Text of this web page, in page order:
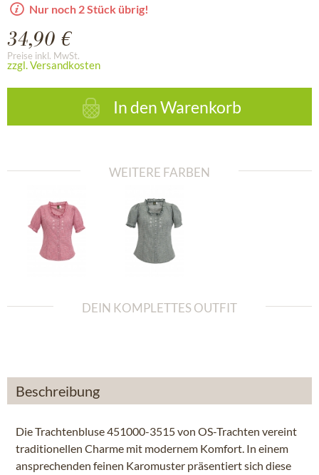
Nur noch 2 Stück übrig!
34,90 €
Preise inkl. MwSt.
zzgl. Versandkosten
In denWarenkorb
WEITERE FARBEN
DEIN KOMPLETTES OUTFIT
Beschreibung
Die Trachtenbluse 451000-3515 von OS-Trachten vereint
traditionellen Charme mit modernem Komfort. In einem
ansprechenden feinen Karomuster präsentiert sich diese